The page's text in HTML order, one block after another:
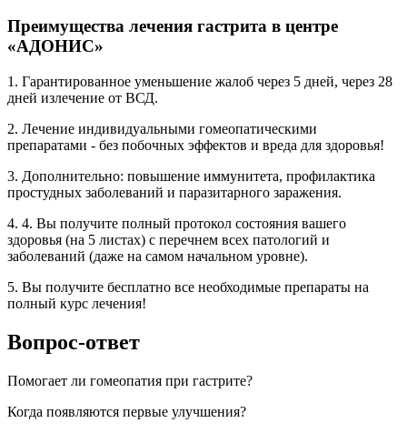
Преимущества лечения гастрита в центре
«АДОНИС»
1. Гарантированное уменьшение жалоб через 5 дней, через 28
дней излечение от ВСД.
2. Лечение индивидуальными гомеопатическими
препаратами - без побочных эффектов и вреда для здоровья!
3. Дополнительно: повышение иммунитета, профилактика
простудных заболеваний и паразитарного заражения.
4. 4. Вы получите полный протокол состояния вашего
здоровья (на 5 листах) с перечнем всех патологий и
заболеваний (даже на самом начальном уровне).
5. Вы получите бесплатно все необходимые препараты на
полный курс лечения!
Вопрос-ответ
Помогает ли гомеопатия при гастрите?
Когда появляются первые улучшения?